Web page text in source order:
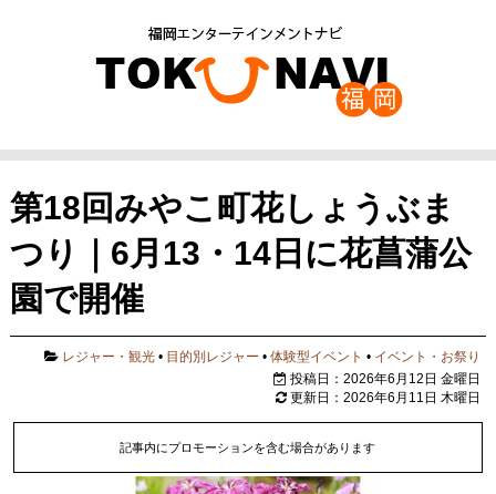
第18回みやこ町花しょうぶま
つり｜6月13・14日に花菖蒲公
園で開催
レジャー・観光 • 目的別レジャー •体験型イベント • イベント・お祭り
投稿日：2026年6月12日 金曜日
更新日：2026年6月11日 木曜日
記事内にプロモーションを含む場合があります